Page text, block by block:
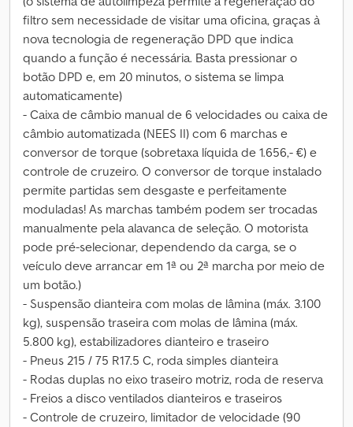
filtro sem necessidade de visitar uma oficina, graças à
nova tecnologia de regeneração DPD que indica
quando a função é necessária. Basta pressionar o
botão DPD e, em 20 minutos, o sistema se limpa
automaticamente)
- Caixa de câmbio manual de 6 velocidades ou caixa de
câmbio automatizada (NEES II) com 6 marchas e
conversor de torque (sobretaxa líquida de 1.656,- €) e
controle de cruzeiro. O conversor de torque instalado
permite partidas sem desgaste e perfeitamente
moduladas! As marchas também podem ser trocadas
manualmente pela alavanca de seleção. O motorista
pode pré-selecionar, dependendo da carga, se o
veículo deve arrancar em 1ª ou 2ª marcha por meio de
um botão.)
- Suspensão dianteira com molas de lâmina (máx. 3.100
kg), suspensão traseira com molas de lâmina (máx.
5.800 kg), estabilizadores dianteiro e traseiro
- Pneus 215 / 75 R17.5 C, roda simples dianteira
- Rodas duplas no eixo traseiro motriz, roda de reserva
- Freios a disco ventilados dianteiros e traseiros
- Controle de cruzeiro, limitador de velocidade (90